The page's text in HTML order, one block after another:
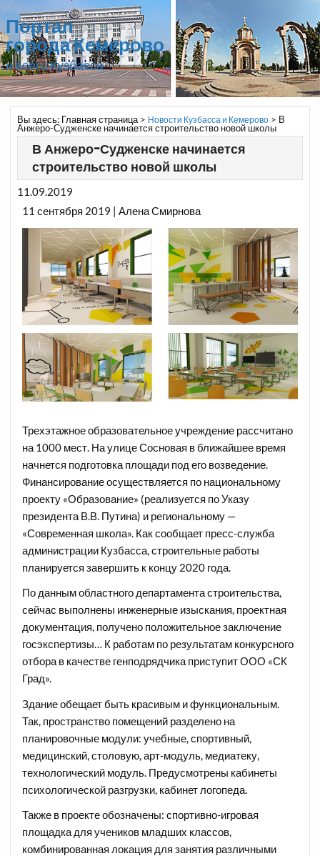
Портал
города Кемерово
и всего Кузбасса
Вы здесь: Главная страница> Новости Кузбасса и Кемерово> В
Анжеро-Судженске начинается строительство новой школы
В Анжеро-Судженске начинается
строительство новой школы
11.09.2019
11 сентября 2019 | Алена Смирнова
Трехэтажное образовательное учреждение рассчитано
на 1000 мест. На улице Сосновая в ближайшее время
начнется подготовка площади под его возведение.
Финансирование осуществляется по национальному
проекту «Образование» (реализуется по Указу
президента В.В. Путина) и региональному —
«Современная школа». Как сообщает пресс-служба
администрации Кузбасса, строительные работы
планируется завершить к концу 2020 года.
По данным областного департамента строительства,
сейчас выполнены инженерные изыскания, проектная
документация, получено положительное заключение
госэкспертизы… К работам по результатам конкурсного
отбора в качестве генподрядчика приступит ООО «СК
Град».
Здание обещает быть красивым и функциональным.
Так, пространство помещений разделено на
планировочные модули: учебные, спортивный,
медицинский, столовую, арт-модуль, медиатеку,
технологический модуль. Предусмотрены кабинеты
психологической разгрузки, кабинет логопеда.
Также в проекте обозначены: спортивно-игровая
площадка для учеников младших классов,
комбинированная локация для занятия различными